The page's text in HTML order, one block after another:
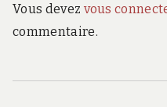
Vous devez vous
commentaire.